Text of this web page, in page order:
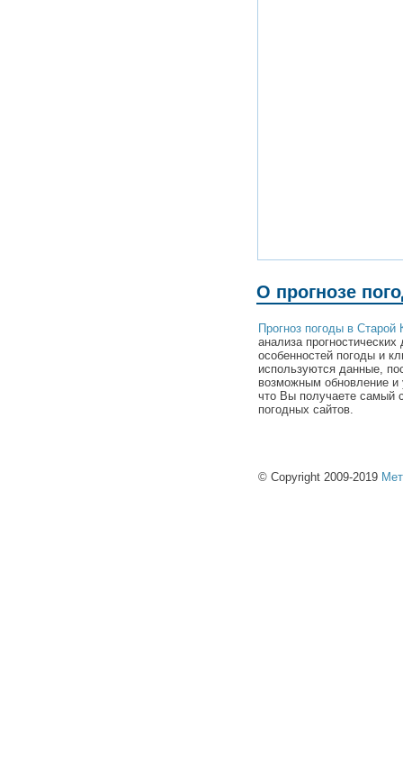
О прогнозе
Прогноз погоды в Старой
анализа
особенностей погоды и
используются данные,
возможным обновление и
что Вы получаете самый
погодных сайтов.
© Copyright 2009-2019